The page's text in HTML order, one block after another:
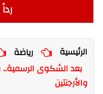
الرئيسية
رياضة
بعد الشكوى الرسمية..
والأرجنتين